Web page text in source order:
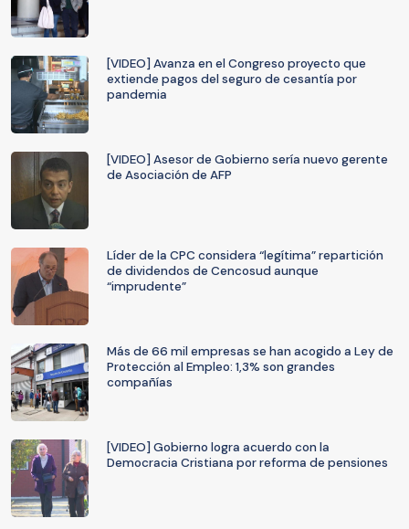
[VIDEO] Avanza en el Congreso proyecto que
extiende pagos del seguro de cesantía por
pandemia
[VIDEO] Asesor de Gobierno sería nuevo gerente
de Asociación de AFP
Líder de la CPC considera “legítima” repartición
de dividendos de Cencosud aunque
“imprudente”
Más de 66 mil empresas se han acogido a Ley de
Protección al Empleo: 1,3% son grandes
compañías
[VIDEO] Gobierno logra acuerdo con la
Democracia Cristiana por reforma de pensiones